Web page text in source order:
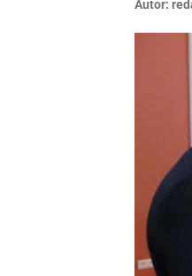
Autor: